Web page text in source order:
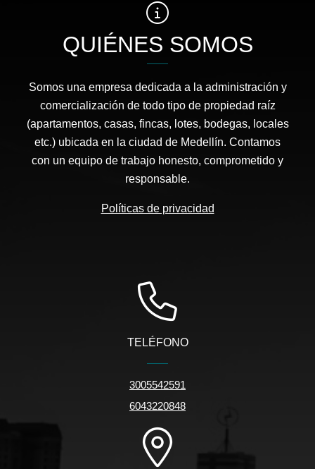
QUIÉNES SOMOS
Somos una empresa dedicada a la administración y
comercialización de todo tipo de propiedad raíz
(apartamentos, casas, fincas, lotes, bodegas, locales
etc.) ubicada en la ciudad de Medellín. Contamos
con un equipo de trabajo honesto, comprometido y
responsable.
Políticas de privacidad
TELÉFONO
3005542591
6043220848